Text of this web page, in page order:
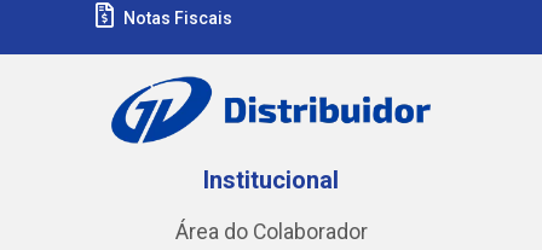
Notas Fiscais
Institucional
Área do Colaborador